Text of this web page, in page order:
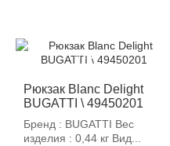
Рюкзак Blanc Delight
BUGATTI \ 49450201
Бренд : BUGATTI Вес
изделия : 0,44 кг Вид...
-12%